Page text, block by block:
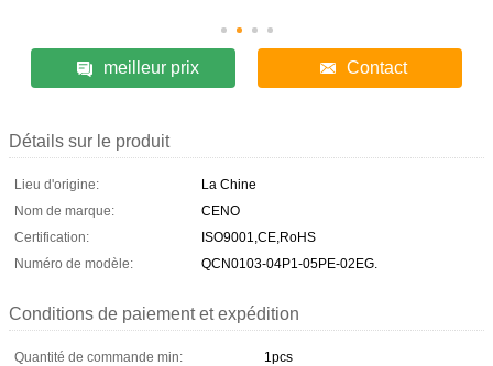
meilleur prix Contact
Détails sur le produit
Lieu d'origine:
La Chine
Nom de marque:
CENO
Certification:
ISO9001,CE,RoHS
Numéro de modèle:
QCN0103-04P1-05PE-02EG.
Conditions de paiement et expédition
Quantité de commande min:
1pcs